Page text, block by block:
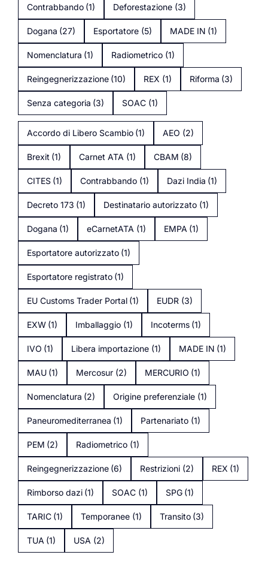
Contrabbando (1) Deforestazione (3)
Dogana (27) Esportatore (5) MADE IN (1)
Nomenclatura (1) Radiometrico (1)
Reingegnerizzazione (10) REX (1) Riforma (3)
Senza categoria (3) SOAC (1)
Accordo di Libero Scambio (1) AEO (2)
Brexit (1) Carnet ATA (1) CBAM (8)
CITES (1) Contrabbando (1) Dazi India (1)
Decreto 173 (1) Destinatario autorizzato (1)
Dogana (1) eCarnetATA (1) EMPA (1)
Esportatore autorizzato (1)
Esportatore registrato (1)
EU Customs Trader Portal (1) EUDR (3)
EXW (1) Imballaggio (1) Incoterms (1)
IVO (1) Libera importazione (1) MADE IN (1)
MAU (1) Mercosur (2) MERCURIO (1)
Nomenclatura (2) Origine preferenziale (1)
Paneuromediterranea (1) Partenariato (1)
PEM (2) Radiometrico (1)
Reingegnerizzazione (6) Restrizioni (2) REX (1)
Rimborso dazi (1) SOAC (1) SPG (1)
TARIC (1) Temporanee (1) Transito (3)
TUA (1) USA (2)